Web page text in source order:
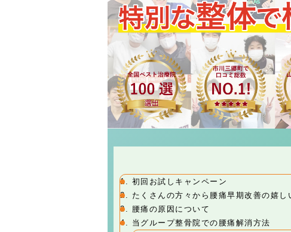
1. 初回お試しキャンペーン
2. たくさんの方々から腰痛早期改善の嬉し
3. 腰痛の原因について
4. 当グループ整骨院での腰痛解消方法